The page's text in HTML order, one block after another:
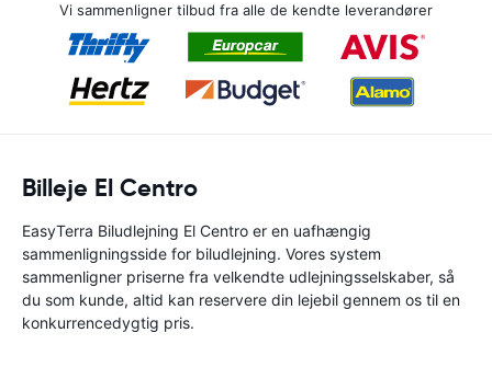
Vi sammenligner tilbud fra alle de kendte leverandører
Billeje El Centro
EasyTerra Biludlejning El Centro er en uafhængig
sammenligningsside for biludlejning. Vores system
sammenligner priserne fra velkendte udlejningsselskaber, så
du som kunde, altid kan reservere din lejebil gennem os til en
konkurrencedygtig pris.